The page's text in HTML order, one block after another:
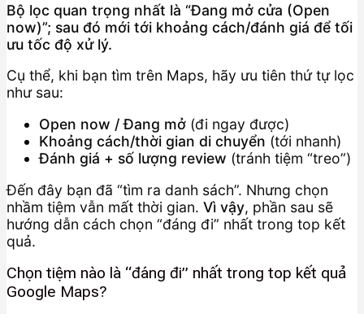
Bộ lọc quan trọng nhất là “Đang mở cửa (Open
now)”; sau đó mới tới khoảng cách/đánh giá để tối
ưu tốc độ xử lý.
Cụ thể, khi bạn tìm trên Maps, hãy ưu tiên thứ tự lọc
như sau:
Open now / Đang mở (đi ngay được)
Khoảng cách/thời gian di chuyển (tới nhanh)
Đánh giá + số lượng review (tránh tiệm “treo”)
Đến đây bạn đã “tìm ra danh sách”. Nhưng chọn
nhầm tiệm vẫn mất thời gian. Vì vậy, phần sau sẽ
hướng dẫn cách chọn “đáng đi” nhất trong top kết
quả.
Chọn tiệm nào là “đáng đi” nhất trong top kết quả
Google Maps?